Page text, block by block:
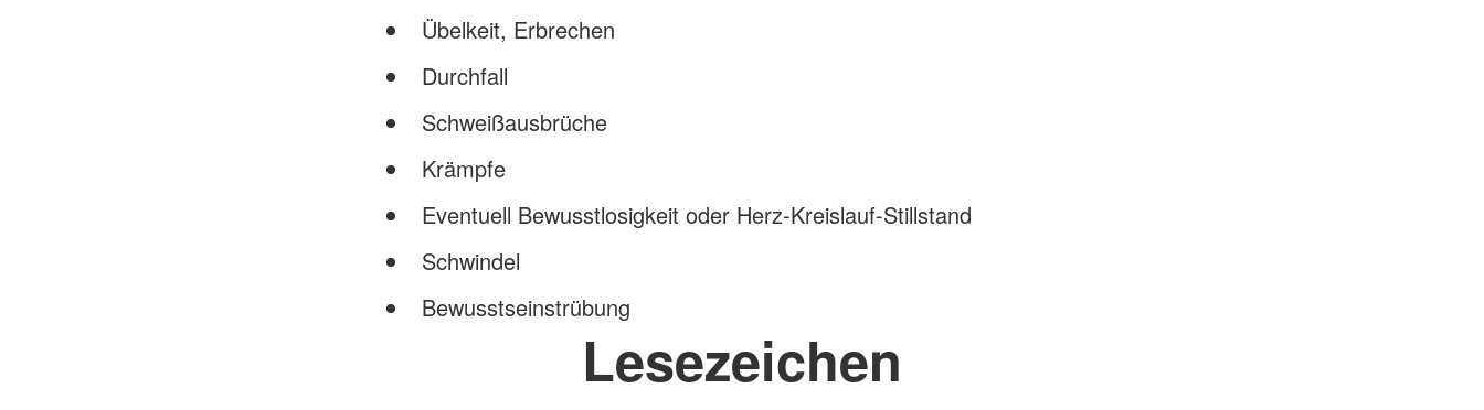
Übelkeit, Erbrechen
Durchfall
Schweißausbrüche
Krämpfe
Eventuell Bewusstlosigkeit oder Herz-Kreislauf-Stillstand
Schwindel
Bewusstseinstrübung
Lesezeichen